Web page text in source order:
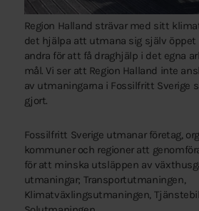
Region Halland strävar med sitt
det hjälpa att utmana sig själv
andra för att få draghjälp i det egna
mål. Vi ser att Region Halland inte
av utmaningarna i Fossilfritt Sverige
gjort.
Fossilfritt Sverige utmanar företag,
kommuner och regioner att
för att minska utsläppen av
utmaningar; Transportutmaningen,
Klimatväxlingsutmaningen,